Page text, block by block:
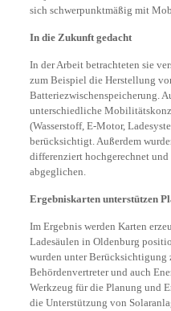
sich schwerpunktmäßig mit
In die Zukunft gedacht
In der Arbeit betrachteten sie
zum Beispiel die Herstellung
Batteriezwischenspeicherung.
unterschiedliche
(Wasserstoff, E-Motor,
berücksichtigt. Außerdem
differenziert hochgerechnet
abgeglichen.
Ergebniskarten unterstützen
Im Ergebnis werden Karten
Ladesäulen in Oldenburg
wurden unter Berücksichtigung
Behördenvertreter und auch
Werkzeug für die Planung und
die Unterstützung von